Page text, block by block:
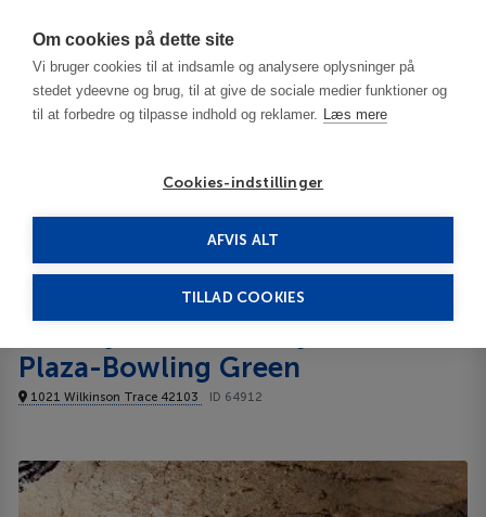
Om cookies på dette site
Vi bruger cookies til at indsamle og analysere oplysninger på
stedet ydeevne og brug, til at give de sociale medier funktioner og
til at forbedre og tilpasse indhold og reklamer. Læs mere
Cookies-indstillinger
AFVIS ALT
TILLAD COOKIES
Bowling Green - KY
Holiday Inn University Plaza-Bowling Green 3***
Plaza-Bowling Green
1021 Wilkinson Trace 42103 ID 64912